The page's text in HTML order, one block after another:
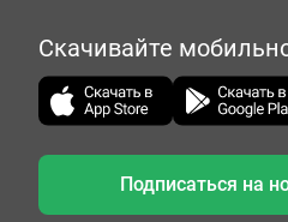
Скачивайте
Подписаться на